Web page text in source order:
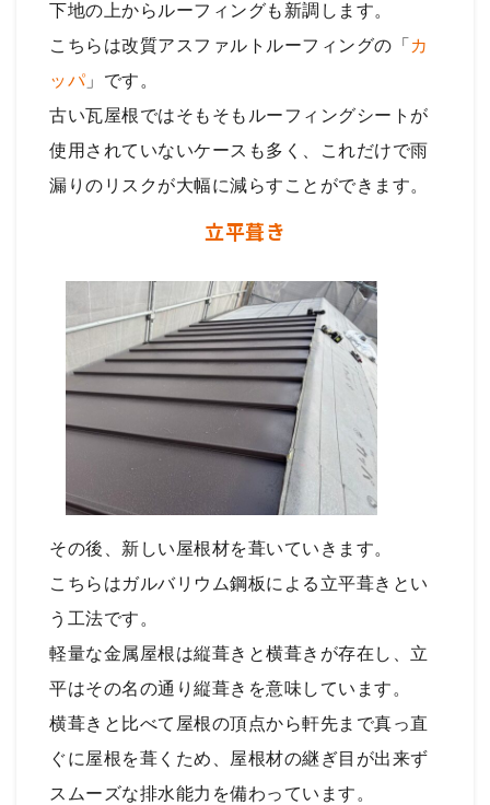
下地の上からルーフィングも新調します。
こちらは改質アスファルトルーフィングの「 カ
ッパ」です。
古い瓦屋根ではそもそもルーフィングシートが
使用されていないケースも多く、これだけで雨
漏りのリスクが大幅に減らすことができます。
立平葺き
その後、新しい屋根材を葺いていきます。
こちらはガルバリウム鋼板による立平葺きとい
う工法です。
軽量な金属屋根は縦葺きと横葺きが存在し、立
平はその名の通り縦葺きを意味しています。
横葺きと比べて屋根の頂点から軒先まで真っ直
ぐに屋根を葺くため、屋根材の継ぎ目が出来ず
スムーズな排水能力を備わっています。